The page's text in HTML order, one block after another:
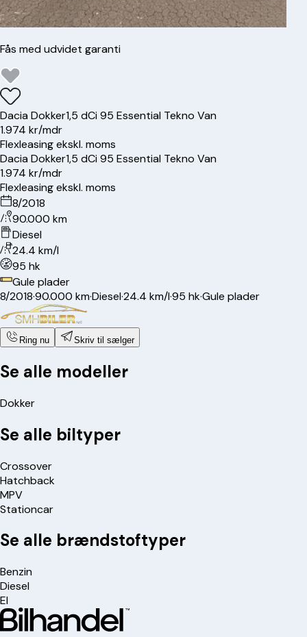
Fås med udvidet garanti
DaciaDokker1,5 dCi 95 Essential Tekno Van
1.974 kr/mdr
Flexleasing ekskl. moms
DaciaDokker1,5 dCi 95 Essential Tekno Van
1.974 kr/mdr
Flexleasing ekskl. moms
8/2018
90.000 km
Diesel
24.4 km/l
95 hk
Gule plader
8/2018·90.000 km·Diesel·24.4 km/l·95 hk·Gule plader
Ring nu Skriv til sælger
Se alle modeller
Dokker
Se alle biltyper
Crossover
Hatchback
MPV
Stationcar
Se alle brændstoftyper
Benzin
Diesel
El